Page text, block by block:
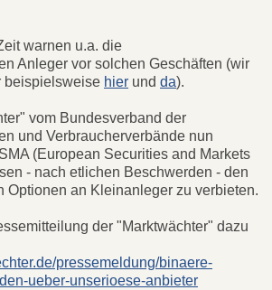
warnen u.a. die
Anleger vor solchen Geschäften (wir
beispielsweise hier und da).
vom Bundesverband der
und Verbraucherverbände nun
(European Securities and Markets
- nach etlichen Beschwerden - den
Optionen an Kleinanleger zu verbieten.
der "Marktwächter" dazu
pressemeldung/binaere-
ueber-unserioese-anbieter